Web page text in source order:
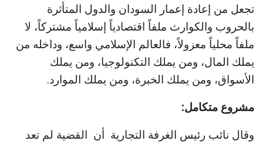
تجعل من إعادة إعمار السودان والدول المتأثرة
بالحروب والكوارث ملفاً اقتصادياً إسلامياً مشتركاً، لا
ملفاً محلياً معزولاً، فالعالم الإسلامي واسع، وداخله من
يملك المال، ومن يملك التكنولوجيا، ومن يملك
الأسواق، ومن يملك الخبرة، ومن يملك الموارد.
مشروع متكامل:
وقال نائب رئيس الغرفة التجارية أن القضية لم تعد